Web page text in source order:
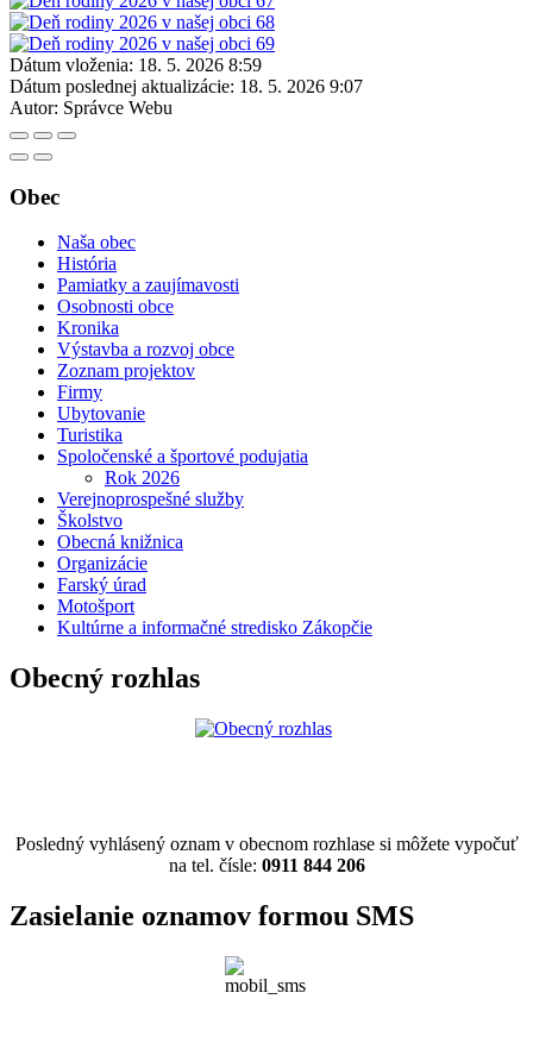
Dátum vloženia: 18. 5. 2026 8:59
Dátum poslednej aktualizácie: 18. 5. 2026 9:07
Autor: Správce Webu
Obec
Naša obec
História
Pamiatky a zaujímavosti
Osobnosti obce
Kronika
Výstavba a rozvoj obce
Zoznam projektov
Firmy
Ubytovanie
Turistika
Spoločenské a športové podujatia
Rok 2026
Verejnoprospešné služby
Školstvo
Obecná knižnica
Organizácie
Farský úrad
Motošport
Kultúrne a informačné stredisko Zákopčie
Obecný rozhlas
Posledný vyhlásený oznam v obecnom rozhlase si môžete vypočuť
na tel. čísle: 0911 844 206
Zasielanie oznamov formou SMS